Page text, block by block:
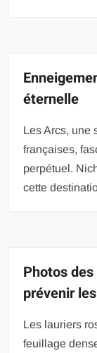
éternelle
Les Arcs, une
françaises,
perpétuel.
cette
Photos
prévenir
Les lauriers
feuillage